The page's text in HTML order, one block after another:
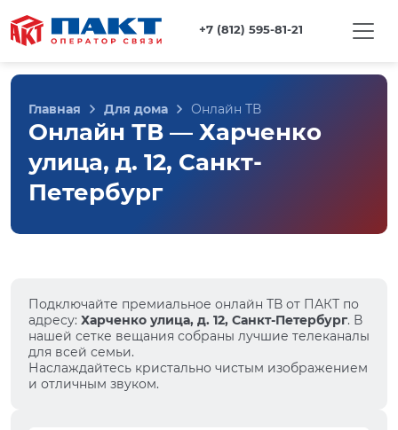
+7 (812) 595-81-21
Главная Для дома Онлайн ТВ
Онлайн ТВ — Харченко
улица, д. 12, Санкт-
Петербург
Подключайте премиальное онлайн ТВ от ПАКТ по
адресу: Харченко улица, д. 12, Санкт-Петербург. В
нашей сетке вещания собраны лучшие телеканалы
для всей семьи.
Наслаждайтесь кристально чистым изображением
и отличным звуком.